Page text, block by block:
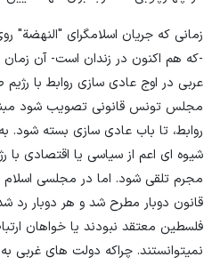
زمانی که جریان اسلامگرای "النهضة"
-که هم اکنون در زندان است- آن
عربی در اوج عادی سازی روابط با
مجلس تونس قانونی تصویب شود
روابط، تا باب عادی سازی بسته شود.
شیوه ای اعم از سیاسی یا اقتصادی با
مجرم تلقی شود. اما در مجلسی اسلام
قانون دوبار مطرح شد و هر دوبار رد
فلسطین معتقد نبودند یا خواهان
نمیتوانستند. چراکه دولت های